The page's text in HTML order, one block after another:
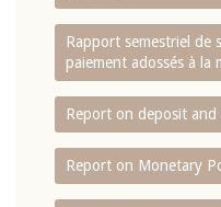
Rapport semestriel de
paiement adossés à la
Report on deposit and
Report on Monetary